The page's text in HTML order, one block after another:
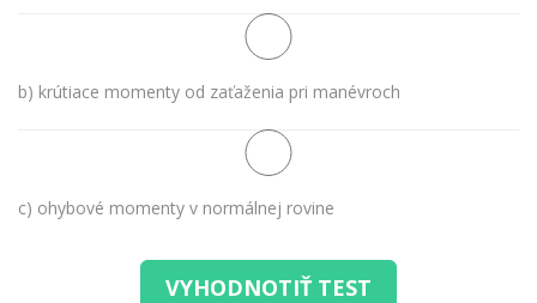
b) krútiace momenty od zaťaženia pri manévroch
c) ohybové momenty v normálnej rovine
VYHODNOTIŤ TEST